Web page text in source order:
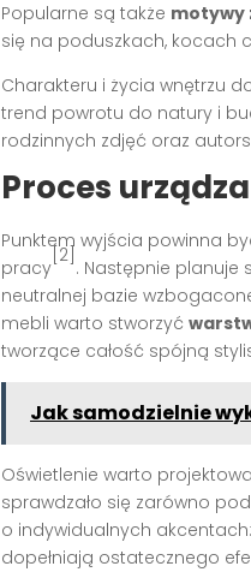
Popularne są także motywy
się na poduszkach, kocach
Charakteru i życia wnętrzu
trend powrotu do natury i
rodzinnych zdjęć oraz
Proces
Punktem wyjścia powinna
pracy
[2]
. Następnie planuje
neutralnej bazie
mebli warto stworzyć
tworzące całość spójną
Jak samodzielnie
Oświetlenie warto
sprawdzało się zarówno
o indywidualnych
dopełniają ostatecznego